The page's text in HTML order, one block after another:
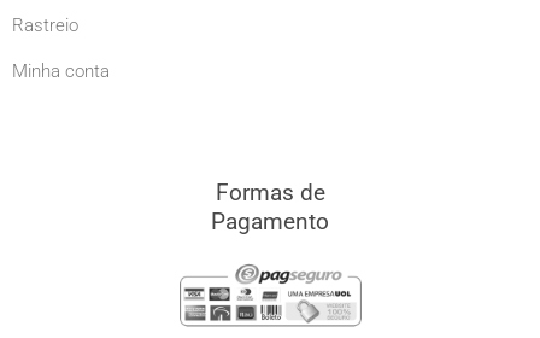
Rastreio
Minha conta
Formas de
Pagamento